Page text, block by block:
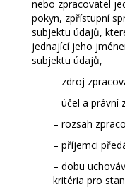
nebo zpracovatel
pokyn, zpřístupní
subjektu údajů,
jednající jeho
subjektu údajů,
– zdroj
– účel a právní
– rozsah
– příjemci
– dobu
kritéria pro